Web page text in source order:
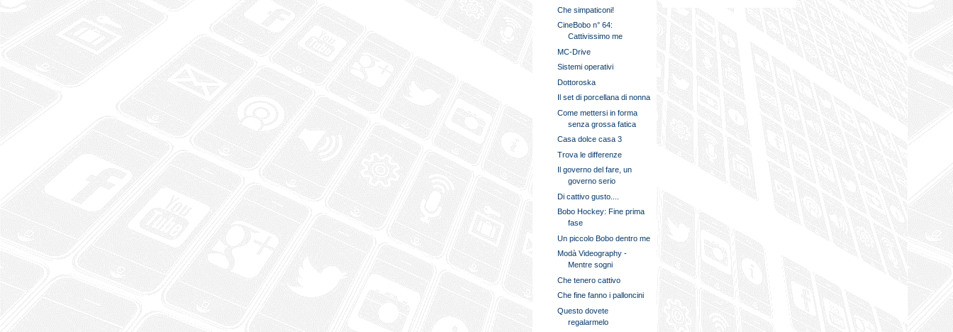
Che simpaticoni!
CineBobo n° 64:
Cattivissimo me
MC-Drive
Sistemi operativi
Dottoroska
Il set di porcellana di nonna
Come mettersi in forma
senza grossa fatica
Casa dolce casa 3
Trova le differenze
Il governo del fare, un
governo serio
Di cattivo gusto....
Bobo Hockey: Fine prima
fase
Un piccolo Bobo dentro me
Modà Videography -
Mentre sogni
Che tenero cattivo
Che fine fanno i palloncini
Questo dovete
regalarmelo